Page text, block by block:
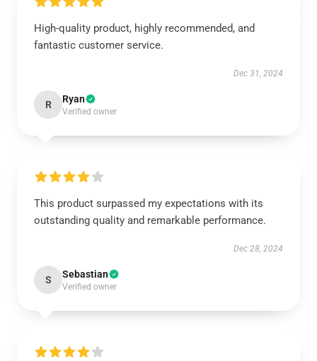
High-quality product, highly recommended, and
fantastic customer service.
Dec 31, 2024
R Ryan
Verified owner
This product surpassed my expectations with its
outstanding quality and remarkable performance.
Dec 28, 2024
S Sebastian
Verified owner